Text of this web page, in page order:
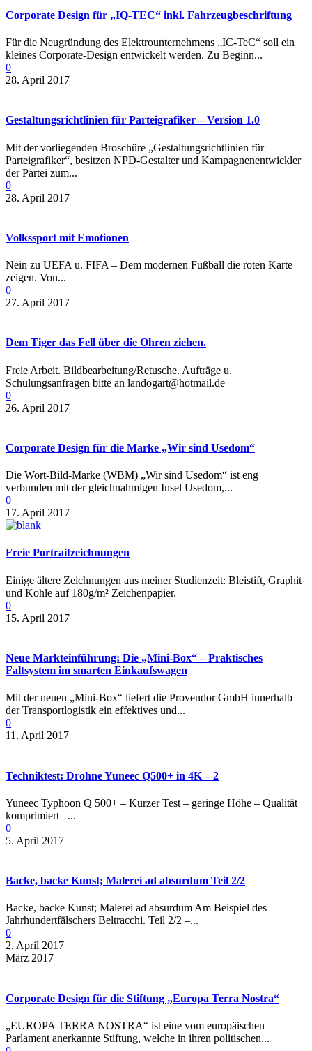
Corporate Design für „IQ-TEC“ inkl. Fahrzeugbeschriftung
Für die Neugründung des Elektrounternehmens „IC-TeC“ soll ein
kleines Corporate-Design entwickelt werden. Zu Beginn...
0
28. April 2017
Gestaltungsrichtlinien für Parteigrafiker – Version 1.0
Mit der vorliegenden Broschüre „Gestaltungsrichtlinien für
Parteigrafiker“, besitzen NPD-Gestalter und Kampagnenentwickler
der Partei zum...
0
28. April 2017
Volkssport mit Emotionen
Nein zu UEFA u. FIFA – Dem modernen Fußball die roten Karte
zeigen. Von...
0
27. April 2017
Dem Tiger das Fell über die Ohren ziehen.
Freie Arbeit. Bildbearbeitung/Retusche. Aufträge u.
Schulungsanfragen bitte an landogart@hotmail.de
0
26. April 2017
Corporate Design für die Marke „Wir sind Usedom“
Die Wort-Bild-Marke (WBM) „Wir sind Usedom“ ist eng
verbunden mit der gleichnahmigen Insel Usedom,...
0
17. April 2017
Freie Portraitzeichnungen
Einige ältere Zeichnungen aus meiner Studienzeit: Bleistift, Graphit
und Kohle auf 180g/m² Zeichenpapier.
0
15. April 2017
Neue Markteinführung: Die „Mini-Box“ – Praktisches
Faltsystem im smarten Einkaufswagen
Mit der neuen „Mini-Box“ liefert die Provendor GmbH innerhalb
der Transportlogistik ein effektives und...
0
11. April 2017
Techniktest: Drohne Yuneec Q500+ in 4K – 2
Yuneec Typhoon Q 500+ – Kurzer Test – geringe Höhe – Qualität
komprimiert –...
0
5. April 2017
Backe, backe Kunst; Malerei ad absurdum Teil 2/2
Backe, backe Kunst; Malerei ad absurdum Am Beispiel des
Jahrhundertfälschers Beltracchi. Teil 2/2 –...
0
2. April 2017
März 2017
Corporate Design für die Stiftung „Europa Terra Nostra“
„EUROPA TERRA NOSTRA“ ist eine vom europäischen
Parlament anerkannte Stiftung, welche in ihren politischen...